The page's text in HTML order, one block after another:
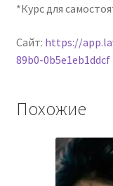
*Курс для
Сайт: https://
89b0-0b5e1eb1ddcf
Похожие